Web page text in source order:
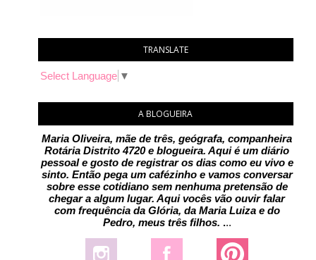
TRANSLATE
Select Language ▼
A BLOGUEIRA
Maria Oliveira, mãe de três, geógrafa, companheira
Rotária Distrito 4720 e blogueira. Aqui é um diário
pessoal e gosto de registrar os dias como eu vivo e
sinto. Então pega um cafézinho e vamos conversar
sobre esse cotidiano sem nenhuma pretensão de
chegar a algum lugar. Aqui vocês vão ouvir falar
com frequência da Glória, da Maria Luiza e do
Pedro, meus três filhos. ...